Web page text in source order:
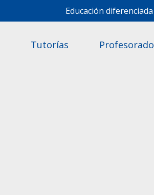
Educación diferenciada
Tutorías Profesorado